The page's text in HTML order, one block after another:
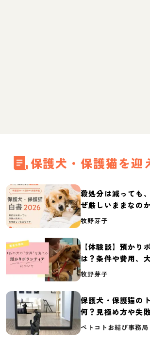
保護犬・保護猫を迎
殺処分は減っても
ぜ厳しいままなの
体の実態調査【保
牧野芽子
【体験談】預かり
は？条件や費用、
介
牧野芽子
保護犬・保護猫の
何？見極め方や失
要なものを紹介
ペトコトお結び事務局